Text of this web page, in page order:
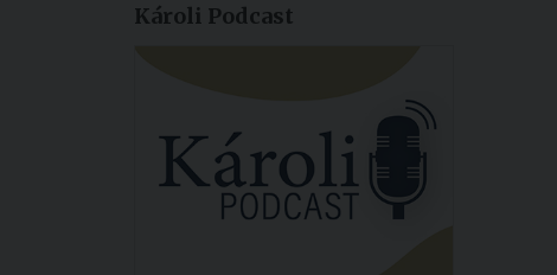
Károli Podcast